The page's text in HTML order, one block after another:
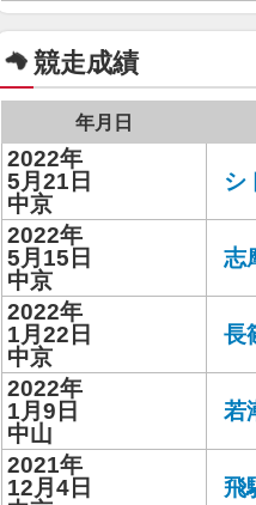
競走成績
年月日
2022年
5月21日
中京
シ
2022年
5月15日
中京
志
2022年
1月22日
中京
長
2022年
1月9日
中山
若
2021年
12月4日
飛